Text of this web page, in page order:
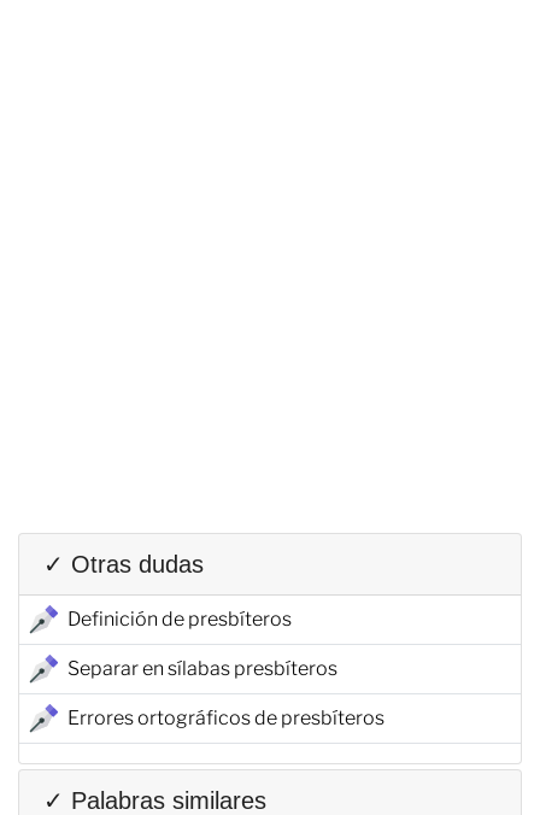
✓ Otras dudas
Definición de presbíteros
Separar en sílabas presbíteros
Errores ortográficos de presbíteros
✓ Palabras similares